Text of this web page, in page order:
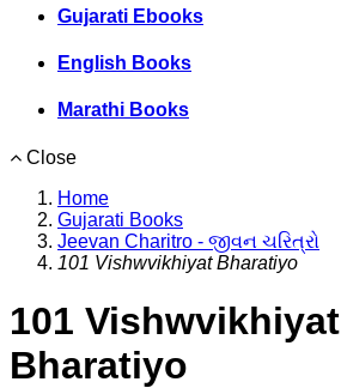
Gujarati Ebooks
English Books
Marathi Books
Close
Home
Gujarati Books
Jeevan Charitro - જીવન ચરિત્રો
101 Vishwvikhiyat Bharatiyo
101 Vishwvikhiyat
Bharatiyo